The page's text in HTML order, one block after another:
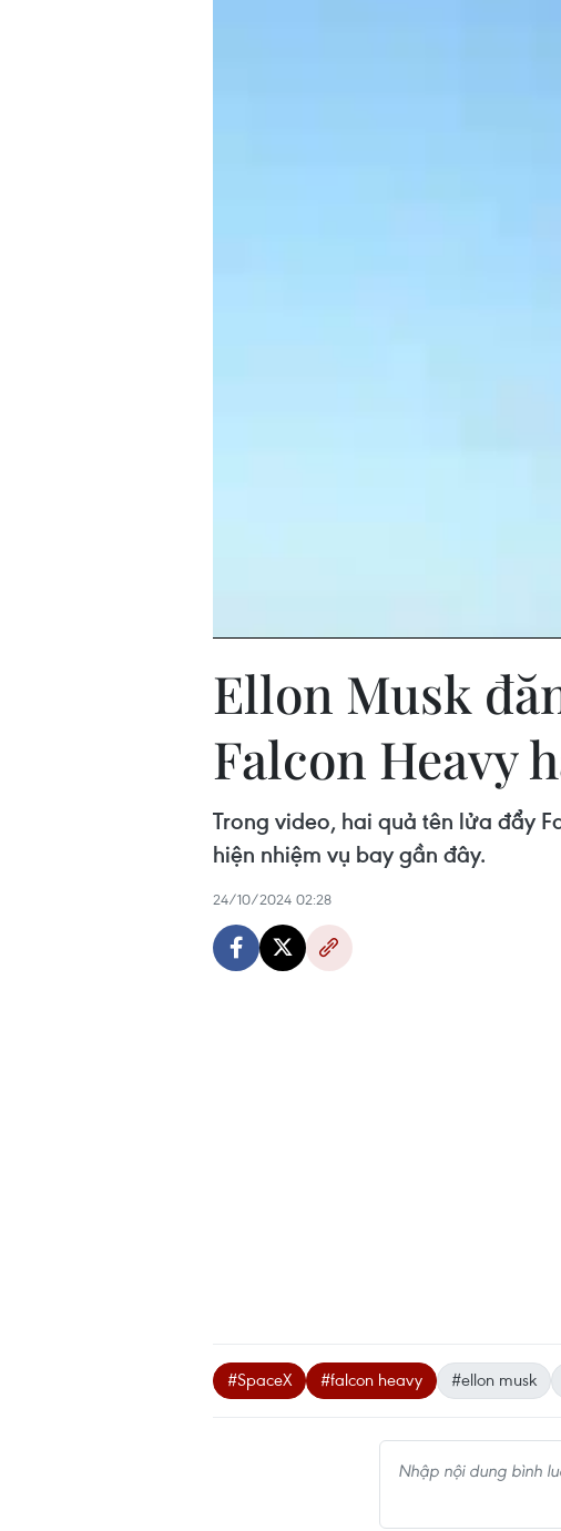
Ellon Musk
Falcon Heavy
Trong video, hai quả tên lửa đẩy
hiện nhiệm vụ bay gần đây.
24/10/2024 02:28
#SpaceX #falcon heavy #ellon musk